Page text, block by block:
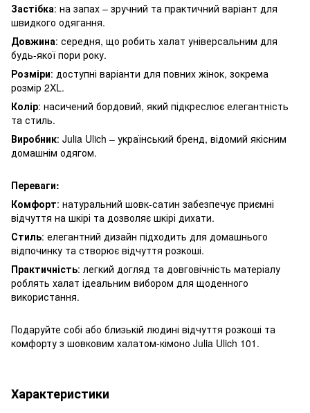
Застібка: на запах – зручний та практичний варіант для
швидкого одягання.
Довжина: середня, що робить халат універсальним для
будь-якої пори року.
Розміри: доступні варіанти для повних жінок, зокрема
розмір 2XL.
Колір: насичений бордовий, який підкреслює елегантність
та стиль.
Виробник: Julia Ulich – український бренд, відомий якісним
домашнім одягом.
Переваги:
Комфорт: натуральний шовк-сатин забезпечує приємні
відчуття на шкірі та дозволяє шкірі дихати.
Стиль: елегантний дизайн підходить для домашнього
відпочинку та створює відчуття розкоші.
Практичність: легкий догляд та довговічність матеріалу
роблять халат ідеальним вибором для щоденного
використання.
Подаруйте собі або близькій людині відчуття розкоші та
комфорту з шовковим халатом-кімоно Julia Ulich 101.
Характеристики